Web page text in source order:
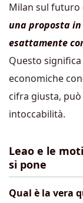
Milan sul futuro
una proposta
esattamente
Questo
economiche
cifra giusta, può
intoccabilità.
Leao e le
si pone
Qual è la vera